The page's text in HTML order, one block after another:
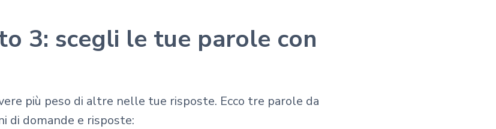
3: scegli le tue parole con
più peso di altre nelle tue risposte. Ecco tre parole da
di domande e risposte: